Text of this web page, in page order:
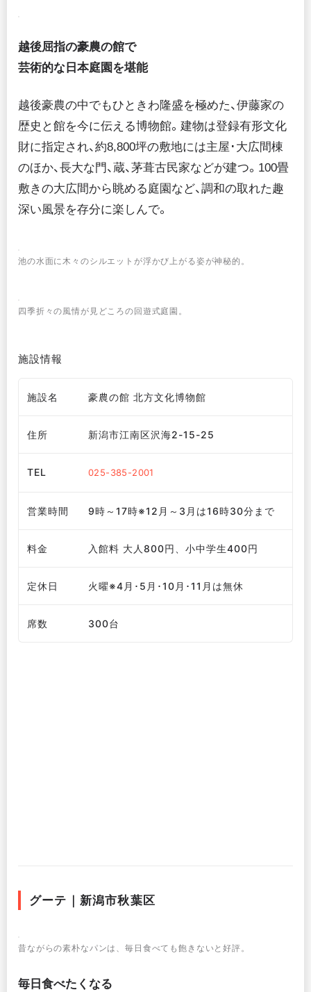
越後屈指の豪農の館で
芸術的な日本庭園を堪能
越後豪農の中でもひときわ隆盛を極めた、伊藤家の
歴史と館を今に伝える博物館。建物は登録有形文化
財に指定され、約8,800坪の敷地には主屋･大広間棟
のほか、長大な門、蔵、茅葺古民家などが建つ。100畳
敷きの大広間から眺める庭園など、調和の取れた趣
深い風景を存分に楽しんで。
池の水面に木々のシルエットが浮かび上がる姿が神秘的。
四季折々の風情が見どころの回遊式庭園。
施設情報
施設名 豪農の館 北方文化博物館
住所 新潟市江南区沢海2-15-25
TEL 025-385-2001
営業時間 9時～17時※12月～3月は16時30分まで
料金 入館料 大人800円、小中学生400円
定休日 火曜※4月･5月･10月･11月は無休
席数 300台
グーテ｜新潟市秋葉区
昔ながらの素朴なパンは、毎日食べても飽きないと好評。
毎日食べたくなる